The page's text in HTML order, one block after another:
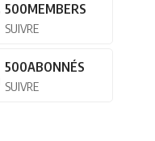
500MEMBERS
SUIVRE
500ABONNÉS
SUIVRE